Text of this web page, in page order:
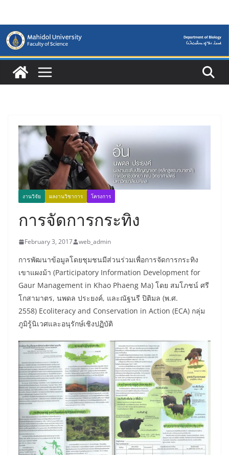
content
งานวิจัย ผลงานวิชาการ โครงการ
การจัดการกระทิง
February 3, 2017 web_admin
การพัฒนาข้อมูลโดยชุมชนมีส่วนร่วมเพื่อการจัดการกระทิง
เขาแผงม้า (Participatory Information Development for
Gaur Management in Khao Phaeng Ma) โดย สมโภชน์ ศรี
โกสามาตร, นพดล ประยงค์, และณัฐนรี ปิติมล (พ.ศ.
2558) Ecoliteracy and Conservation in Action (ECA) กลุ่ม
ภูมิรู้นิเวศและอนุรักษ์เชิงปฏิบัติ